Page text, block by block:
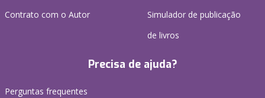
Contrato com o Autor
Simulador de publicação
de livros
Precisa de ajuda?
Perguntas frequentes